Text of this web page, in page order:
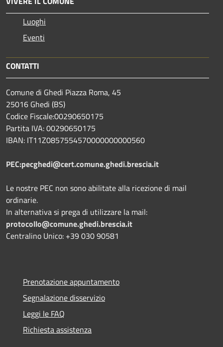
Luoghi
Eventi
CONTATTI
Comune di Ghedi Piazza Roma, 45
25016 Ghedi (BS)
Codice Fiscale:00290650175
Partita IVA: 00290650175
IBAN: IT11Z0857554570000000000560
PEC:pecghedi@cert.comune.ghedi.brescia.it
Le nostre PEC non sono abilitate alla ricezione di mail
ordinarie.
In alternativa si prega di utilizzare la mail:
protocollo@comune.ghedi.brescia.it
Centralino Unico: +39 030 90581
Prenotazione appuntamento
Segnalazione disservizio
Leggi le FAQ
Richiesta assistenza